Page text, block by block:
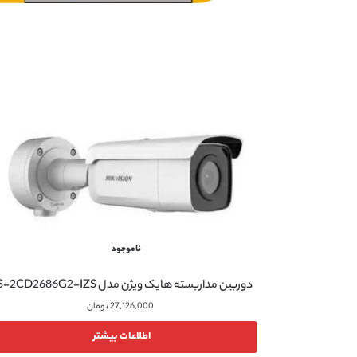
ناموجود
دوربین مداربسته هایک ویژن مدل DS-2CD2686G2-IZS
27,126,000تومان
اطلاعات بیشتر